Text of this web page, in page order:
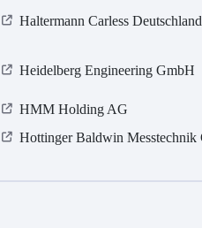
Haltermann Carless
Heidelberg Engineering GmbH
HMM Holding AG
Hottinger Baldwin Messtechnik